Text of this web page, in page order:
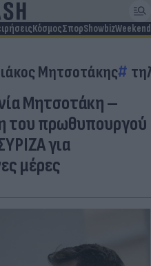
ΚόσμοςΣπορShowbizWeekend
Μητσοτάκης
Μητσοτάκη –
του πρωθυπουργού
για
μέρες